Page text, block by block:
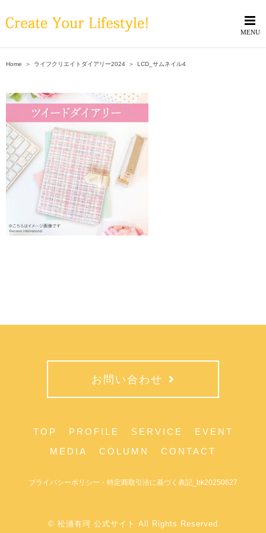
to
Home ＞ ライフクリエイトダイアリー2024 ＞ LCD_サムネイル4
お問い合わせ
TOP PROFILE SERVICE
EVENT
MEDIA
COLUMN CONTACT
プライバシーポリシー・特定商取引法に基づく表記_bk20250627
© 松浦有珂 公式サイト All Rights Reserved